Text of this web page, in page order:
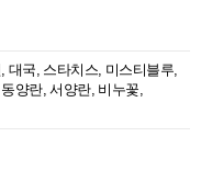
대국, 스타치스, 미스티블루,
양란, 서양란, 비누꽃,